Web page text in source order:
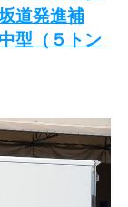
道発進補
型（５トン